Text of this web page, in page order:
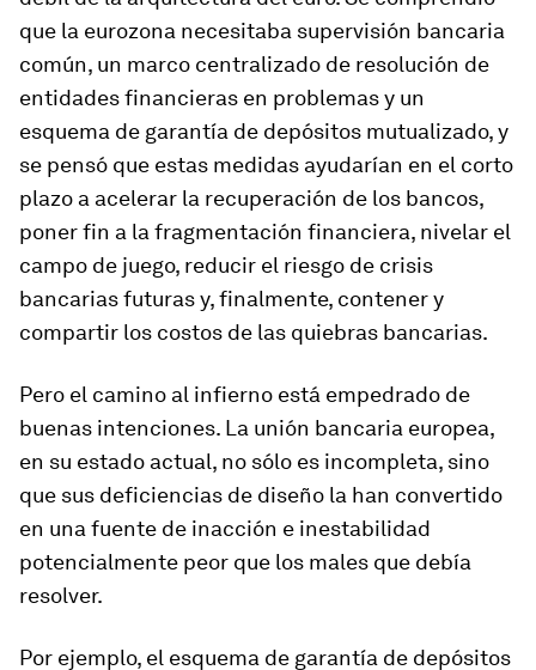
que la eurozona necesitaba supervisión bancaria
común, un marco centralizado de resolución de
entidades financieras en problemas y un
esquema de garantía de depósitos mutualizado, y
se pensó que estas medidas ayudarían en el corto
plazo a acelerar la recuperación de los bancos,
poner fin a la fragmentación financiera, nivelar el
campo de juego, reducir el riesgo de crisis
bancarias futuras y, finalmente, contener y
compartir los costos de las quiebras bancarias.
Pero el camino al infierno está empedrado de
buenas intenciones. La unión bancaria europea,
en su estado actual, no sólo es incompleta, sino
que sus deficiencias de diseño la han convertido
en una fuente de inacción e inestabilidad
potencialmente peor que los males que debía
resolver.
Por ejemplo, el esquema de garantía de depósitos